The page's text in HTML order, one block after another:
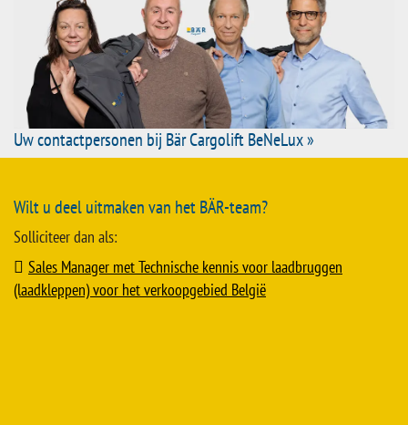
Uw contactpersonen bij Bär Cargolift BeNeLux »
Wilt u deel uitmaken van het BÄR-team?
Solliciteer dan als:
Sales Manager met Technische kennis voor laadbruggen
(laadkleppen) voor het verkoopgebied België